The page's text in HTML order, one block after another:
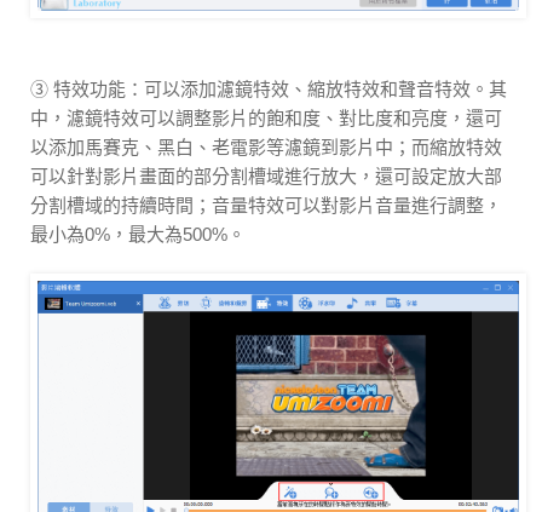
③ 特效功能：可以添加濾鏡特效、縮放特效和聲音特效。其
中，濾鏡特效可以調整影片的飽和度、對比度和亮度，還可
以添加馬賽克、黑白、老電影等濾鏡到影片中；而縮放特效
可以針對影片畫面的部分割槽域進行放大，還可設定放大部
分割槽域的持續時間；音量特效可以對影片音量進行調整，
最小為0%，最大為500%。